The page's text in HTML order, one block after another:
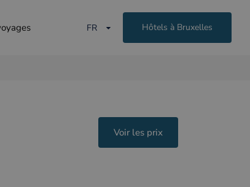
FR Hôtels à Bruxelles
Voir les prix